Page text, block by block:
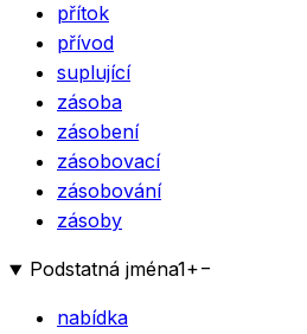
přítok
přívod
suplující
zásoba
zásobení
zásobovací
zásobování
zásoby
Podstatná jména1+−
nabídka